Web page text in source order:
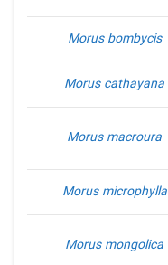
Morus bombycis
Morus cathayana
Morus macroura
Morus microphylla
Morus mongolica